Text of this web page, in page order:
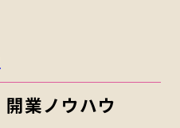
開業ノウハウ